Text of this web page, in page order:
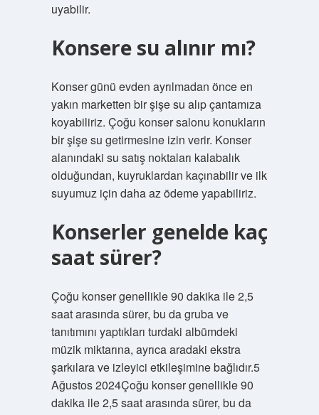
uyabilir.
Konsere su alınır mı?
Konser günü evden ayrılmadan önce en
yakın marketten bir şişe su alıp çantamıza
koyabiliriz. Çoğu konser salonu konukların
bir şişe su getirmesine izin verir. Konser
alanındaki su satış noktaları kalabalık
olduğundan, kuyruklardan kaçınabilir ve ilk
suyumuz için daha az ödeme yapabiliriz.
Konserler genelde kaç
saat sürer?
Çoğu konser genellikle 90 dakika ile 2,5
saat arasında sürer, bu da gruba ve
tanıtımını yaptıkları turdaki albümdeki
müzik miktarına, ayrıca aradaki ekstra
şarkılara ve izleyici etkileşimine bağlıdır.5
Ağustos 2024Çoğu konser genellikle 90
dakika ile 2,5 saat arasında sürer, bu da